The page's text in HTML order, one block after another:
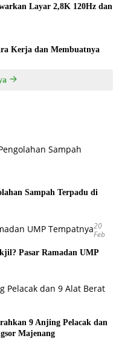
Layar 2,8K 120Hz dan
Kerja dan Membuatnya
Sampah Terpadu di
20
Feb
Pasar Ramadan UMP
9 Anjing Pelacak dan
Majenang